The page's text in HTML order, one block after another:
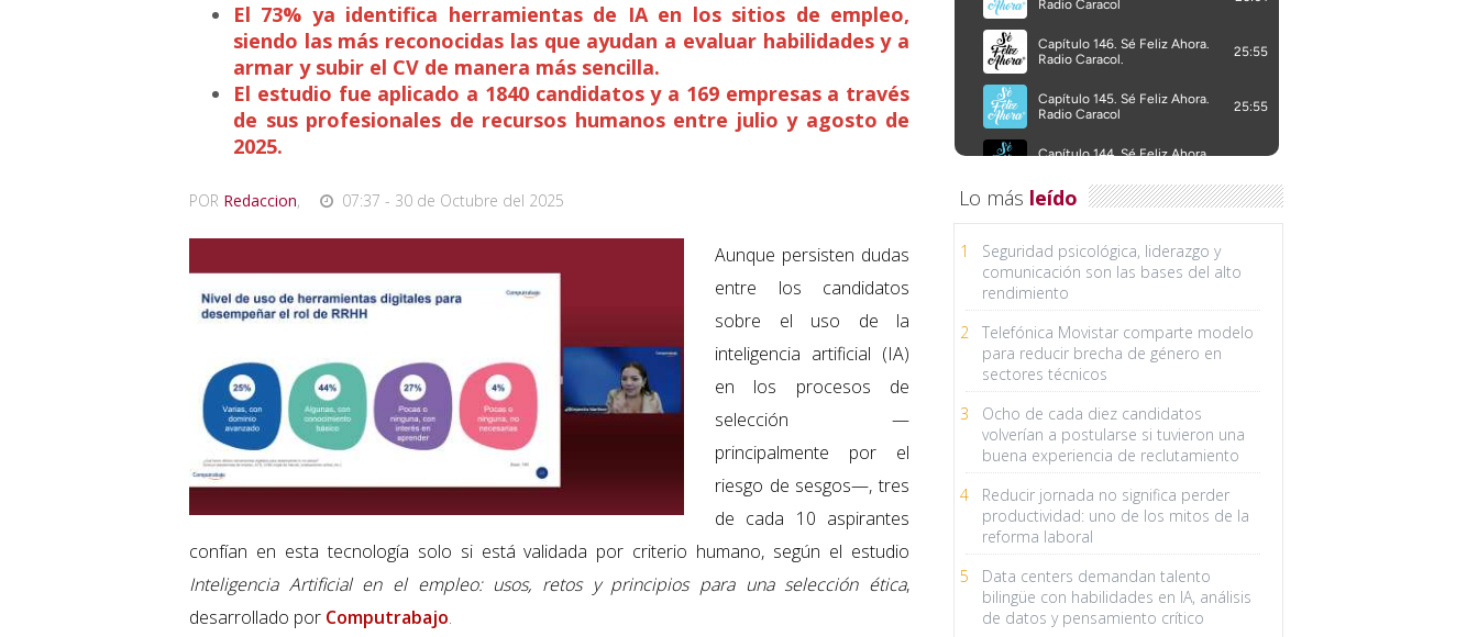
El 73% ya identifica herramientas de IA en los sitios de empleo,
siendo las más reconocidas las que ayudan a evaluar habilidades y a
armar y subir el CV de manera más sencilla.
El estudio fue aplicado a 1840 candidatos y a 169 empresas a través
de sus profesionales de recursos humanos entre julio y agosto de
2025.
POR Redaccion, 07:37 - 30 de Octubre del 2025
Aunque persisten dudas
entre los candidatos
sobre el uso de la
inteligencia artificial (IA)
en los procesos de
selección —
principalmente por el
riesgo de sesgos—, tres
de cada 10 aspirantes
confían en esta tecnología solo si está validada por criterio humano, según el estudio
Inteligencia Artificial en el empleo: usos, retos y principios para una selección ética,
desarrollado por Computrabajo.
Lo más leído
1
Seguridad psicológica, liderazgo y
comunicación son las bases del alto
rendimiento
2
Telefónica Movistar comparte modelo
para reducir brecha de género en
sectores técnicos
3
Ocho de cada diez candidatos
volverían a postularse si tuvieron una
buena experiencia de reclutamiento
4
Reducir jornada no significa perder
productividad: uno de los mitos de la
reforma laboral
5
Data centers demandan talento
bilingüe con habilidades en IA, análisis
de datos y pensamiento crítico